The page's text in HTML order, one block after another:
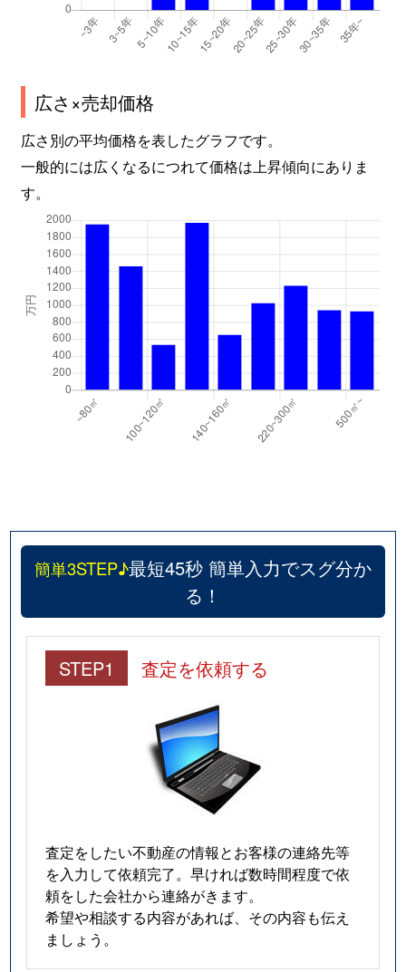
広さ×売却価格
広さ別の平均価格を表したグラフです。
一般的には広くなるにつれて価格は上昇傾向にありま
す。
簡単3STEP♪最短45秒 簡単入力でスグ分か
る！
STEP1 査定を依頼する
査定をしたい不動産の情報とお客様の連絡先等
を入力して依頼完了。早ければ数時間程度で依
頼をした会社から連絡がきます。
希望や相談する内容があれば、その内容も伝え
ましょう。